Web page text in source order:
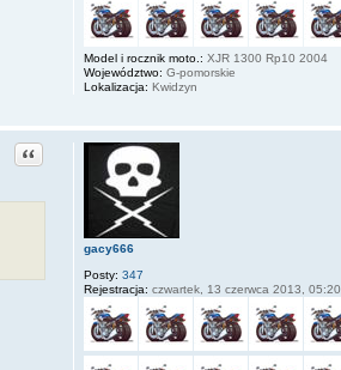
Model i rocznik moto.: XJR 1300 Rp10 2004
Województwo: G-pomorskie
Lokalizacja: Kwidzyn
gacy666
Posty: 347
Rejestracja: czwartek, 13 czerwca 2013, 05:20
Cytuj